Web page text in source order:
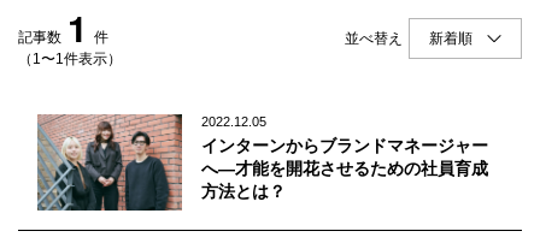
ニュース＆イベント
データ
SERVICE
初めての方へ
Q&A
企業担当の方へ
ログイン
会員登録
記事数 1
件
（1〜1件表示）
並べ替え
2022.12.05
インターンからブランドマネージャー
へ―才能を開花させるための社員育成
方法とは？